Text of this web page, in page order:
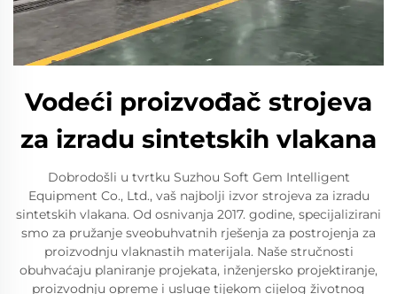
Vodeći proizvođač strojeva
za izradu sintetskih vlakana
Dobrodošli u tvrtku Suzhou Soft Gem Intelligent
Equipment Co., Ltd., vaš najbolji izvor strojeva za izradu
sintetskih vlakana. Od osnivanja 2017. godine, specijalizirani
smo za pružanje sveobuhvatnih rješenja za postrojenja za
proizvodnju vlaknastih materijala. Naše stručnosti
obuhvaćaju planiranje projekata, inženjersko projektiranje,
proizvodnju opreme i usluge tijekom cijelog životnog